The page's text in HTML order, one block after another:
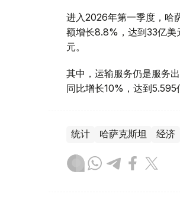
进入2026年第一季度，哈
额增长8.8%，达到33亿美
元。
其中，运输服务仍是服务
同比增长10%，达到5.595
统计 哈萨克斯坦 经济